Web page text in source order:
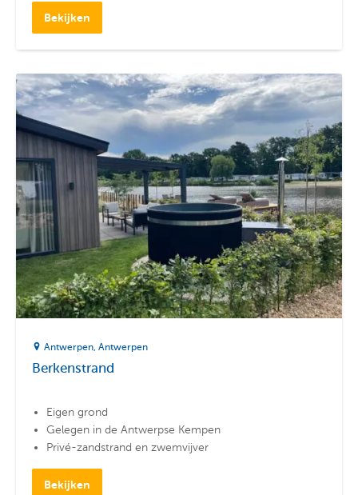
Bekijken
Antwerpen Antwerpen
Berkenstrand
Eigen grond
Gelegen in de Antwerpse Kempen
Privé-zandstrand en zwemvijver
Bekijken